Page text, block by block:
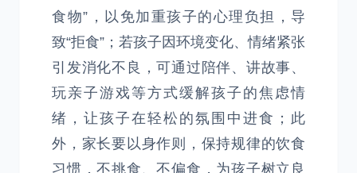
食物”，以免加重孩子的心理负担，导
致“拒食”；若孩子因环境变化、情绪紧张
引发消化不良，可通过陪伴、讲故事、
玩亲子游戏等方式缓解孩子的焦虑情
绪，让孩子在轻松的氛围中进食；此
外，家长要以身作则，保持规律的饮食
习惯，不挑食、不偏食，为孩子树立良